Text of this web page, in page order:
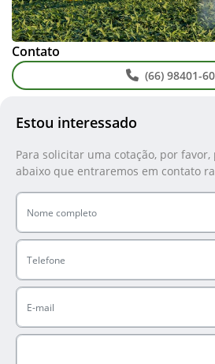
Estou interessado
Para solicitar uma cotação, por
abaixo que entraremos em contato
Contato
(66) 98401-